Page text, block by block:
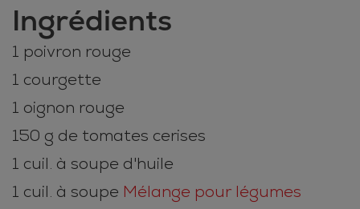
Ingrédients
1 poivron rouge
1 courgette
1 oignon rouge
150 g de tomates cerises
1 cuil. à soupe d'huile
1 cuil. à soupe Mélange pour légumes